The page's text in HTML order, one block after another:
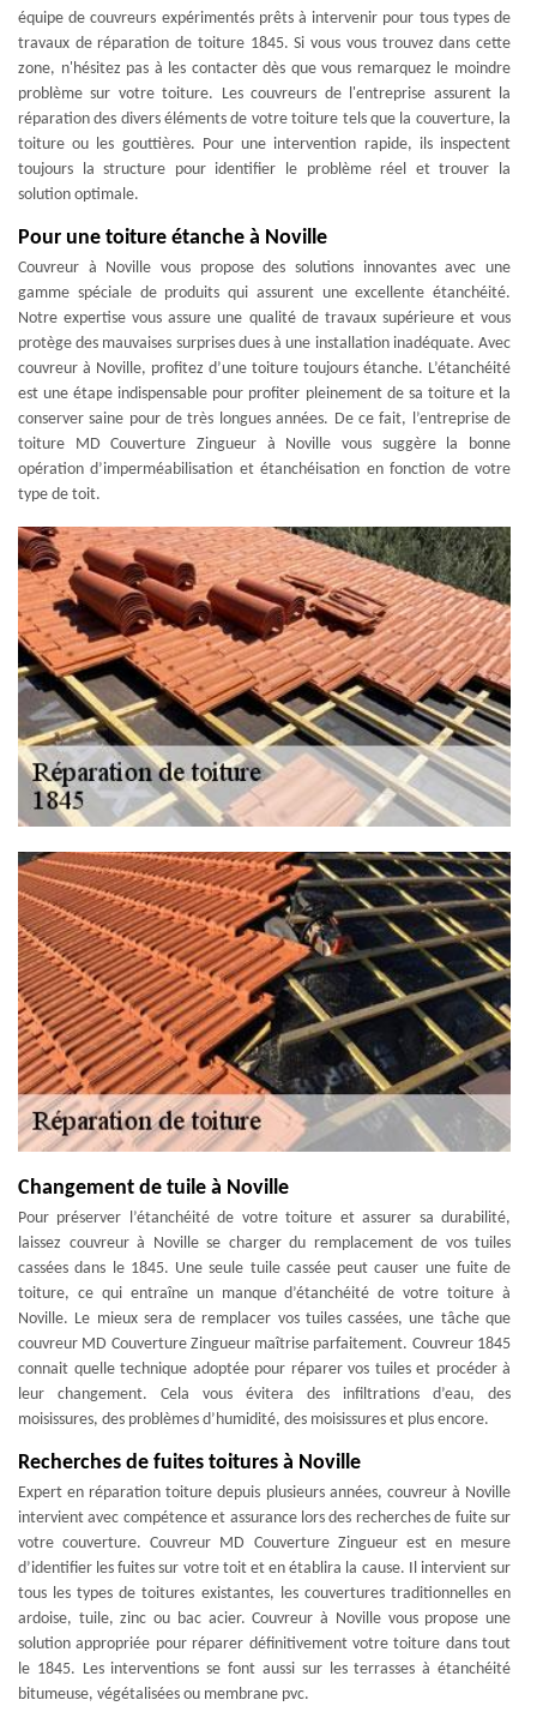
équipe de couvreurs expérimentés prêts à intervenir pour tous types de
travaux de réparation de toiture 1845. Si vous vous trouvez dans cette
zone, n'hésitez pas à les contacter dès que vous remarquez le moindre
problème sur votre toiture. Les couvreurs de l'entreprise assurent la
réparation des divers éléments de votre toiture tels que la couverture, la
toiture ou les gouttières. Pour une intervention rapide, ils inspectent
toujours la structure pour identifier le problème réel et trouver la
solution optimale.
Pour une toiture étanche à Noville
Couvreur à Noville vous propose des solutions innovantes avec une
gamme spéciale de produits qui assurent une excellente étanchéité.
Notre expertise vous assure une qualité de travaux supérieure et vous
protège des mauvaises surprises dues à une installation inadéquate. Avec
couvreur à Noville, profitez d’une toiture toujours étanche. L’étanchéité
est une étape indispensable pour profiter pleinement de sa toiture et la
conserver saine pour de très longues années. De ce fait, l’entreprise de
toiture MD Couverture Zingueur à Noville vous suggère la bonne
opération d’imperméabilisation et étanchéisation en fonction de votre
type de toit.
Changement de tuile à Noville
Pour préserver l’étanchéité de votre toiture et assurer sa durabilité,
laissez couvreur à Noville se charger du remplacement de vos tuiles
cassées dans le 1845. Une seule tuile cassée peut causer une fuite de
toiture, ce qui entraîne un manque d’étanchéité de votre toiture à
Noville. Le mieux sera de remplacer vos tuiles cassées, une tâche que
couvreur MD Couverture Zingueur maîtrise parfaitement. Couvreur 1845
connait quelle technique adoptée pour réparer vos tuiles et procéder à
leur changement. Cela vous évitera des infiltrations d’eau, des
moisissures, des problèmes d’humidité, des moisissures et plus encore.
Recherches de fuites toitures à Noville
Expert en réparation toiture depuis plusieurs années, couvreur à Noville
intervient avec compétence et assurance lors des recherches de fuite sur
votre couverture. Couvreur MD Couverture Zingueur est en mesure
d’identifier les fuites sur votre toit et en établira la cause. Il intervient sur
tous les types de toitures existantes, les couvertures traditionnelles en
ardoise, tuile, zinc ou bac acier. Couvreur à Noville vous propose une
solution appropriée pour réparer définitivement votre toiture dans tout
le 1845. Les interventions se font aussi sur les terrasses à étanchéité
bitumeuse, végétalisées ou membrane pvc.